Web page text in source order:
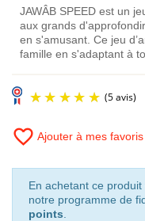
JAWÂB SPEED est un
aux grands
en s'amusant. Ce jeu
famille en s'adaptant à
favorite_border Ajouter à mes favoris
En achetant ce
notre programme de
points